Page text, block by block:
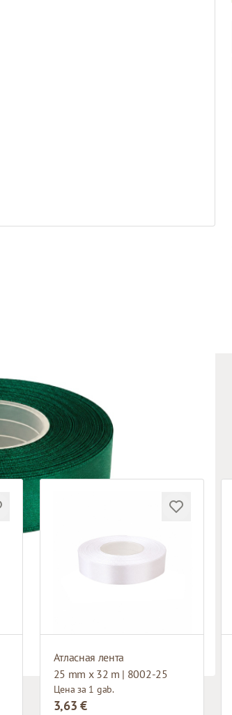
Атласная лента
25 mm x 32 m | 8002-25
Цена за 1 gab.
3,63 €